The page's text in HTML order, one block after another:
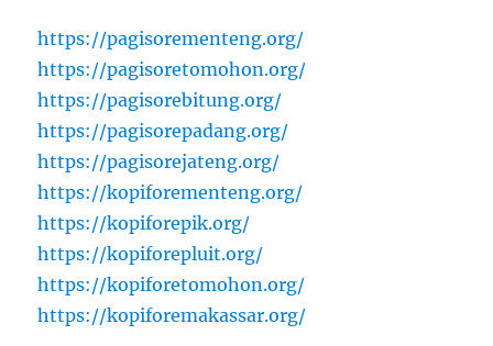
https://pagisorementeng.org/
https://pagisoretomohon.org/
https://pagisorebitung.org/
https://pagisorepadang.org/
https://pagisorejateng.org/
https://kopiforementeng.org/
https://kopiforepik.org/
https://kopiforepluit.org/
https://kopiforetomohon.org/
https://kopiforemakassar.org/